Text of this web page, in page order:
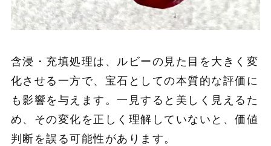
含浸・充填処理は、ルビーの見た目を大きく変
化させる一方で、宝石としての本質的な評価に
も影響を与えます。一見すると美しく見えるた
め、その変化を正しく理解していないと、価値
判断を誤る可能性があります。